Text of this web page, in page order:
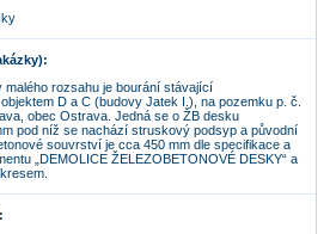
malého rozsahu je bourání stávající
D a C (budovy Jatek I.), na pozemku p. č.
obec Ostrava. Jedná se o ŽB desku
pod níž se nachází struskový podsyp a původní
souvrství je cca 450 mm dle specifikace a
„DEMOLICE ŽELEZOBETONOVÉ DESKY“ a